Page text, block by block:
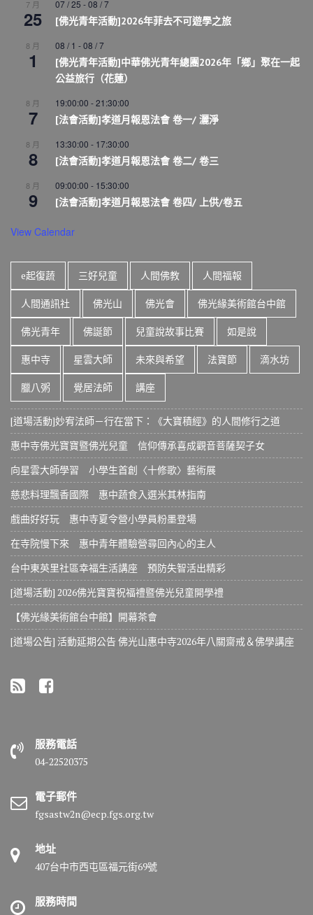
7 月
25
07 / 25 -08 / 7
[佛光青年活動]2026年菲去不可遊學之旅
8 月
1
08 / 1 -08 / 7
[佛光青年活動]中華佛光青年總團2026年「鄉」聚在一起
公益旅行（花蓮）
8 月
7
19:00:00 -21:30:00
[法會活動]孝道月報恩法會 卷一/ 灑淨
8 月
8
13:30:00 - 17:30:00
[法會活動]孝道月報恩法會 卷二/ 卷三
8 月
9
09:00:00 - 15:30:00
[法會活動]孝道月報恩法會 卷四/ 上供/卷五
View Calendar
e起復蔬 三好兒童 人間佛教 人間福報
人間通訊社 佛光山 佛光會 佛光緣美術館台中館
佛光青年 佛誕節 兒童說故事比賽 如是說
惠中寺 星雲大師 未來與希望 法寶節 滴水坊
臘八粥 覺居法師 講座
[道場活動]妙宥法師－行在當下：《大寶積經》的人間修行之道
惠中寺佛光寶寶暨佛光兒童 信仰傳承喜成觀音菩薩契子女
向星雲大師學習 小學生首創〈十修歌〉藝術展
慈悲料理飄香國際 惠中蔬食入選米其林指南
戲曲好好玩 惠中寺夏令營小學員粉墨登場
在寺院慢下來 惠中青年體驗營尋回內心的主人
台中東英里社區幸福生活講座 預防失智活出精彩
[道場活動] 2026佛光寶寶祝福禮暨佛光兒童開學禮
【佛光緣美術館台中館】開幕茶會
[道場公告] 活動延期公告 佛光山惠中寺2026年八關齋戒＆佛學講座
服務電話
04-22520375
電子郵件
fgsastw2n@ecp.fgs.org.tw
地址
407台中市西屯區福元街69號
服務時間